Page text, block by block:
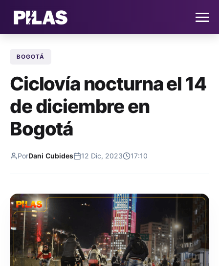
NOTICIAS
QUIÉNES SOMOS
BOGOTÁ
Ciclovía nocturna el 14
de diciembre en
Bogotá
PorDani Cubides 12 Dic, 2023 17:10